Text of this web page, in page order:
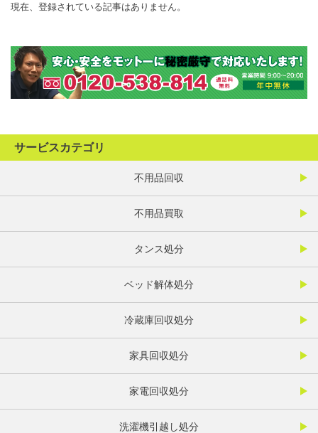
現在、登録されている記事はありません。
サービスカテゴリ
不用品回収
不用品買取
タンス処分
ベッド解体処分
冷蔵庫回収処分
家具回収処分
家電回収処分
洗濯機引越し処分